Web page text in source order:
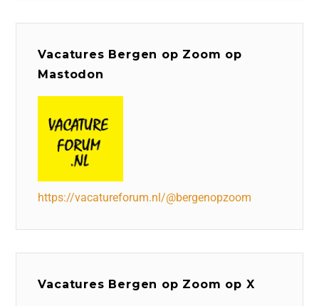
Vacatures Bergen op Zoom op
Mastodon
https://vacatureforum.nl/@bergenopzoom
Vacatures Bergen op Zoom op X